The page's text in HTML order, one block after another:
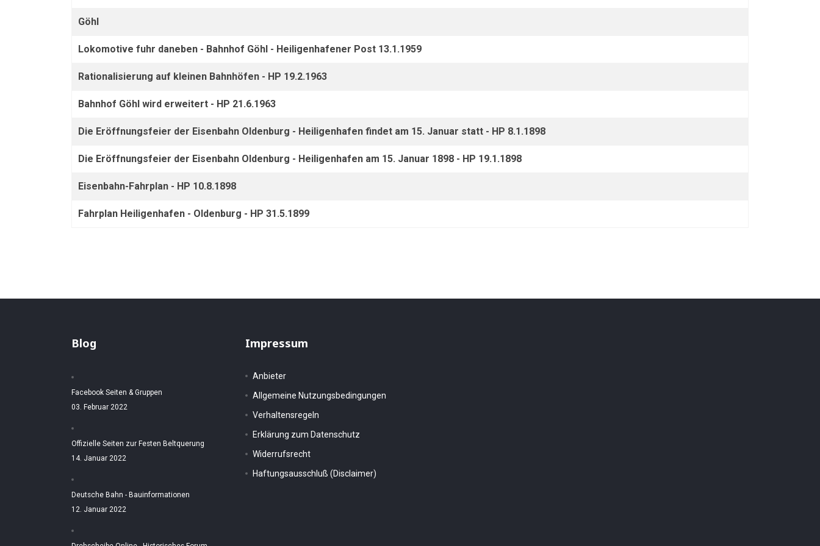
Göhl
Lokomotive fuhr daneben - Bahnhof Göhl - Heiligenhafener Post 13.1.1959
Rationalisierung auf kleinen Bahnhöfen - HP 19.2.1963
Bahnhof Göhl wird erweitert - HP 21.6.1963
Die Eröffnungsfeier der Eisenbahn Oldenburg - Heiligenhafen findet am 15. Januar statt - HP 8.1.1898
Die Eröffnungsfeier der Eisenbahn Oldenburg - Heiligenhafen am 15. Januar 1898 - HP 19.1.1898
Eisenbahn-Fahrplan - HP 10.8.1898
Fahrplan Heiligenhafen - Oldenburg - HP 31.5.1899
Blog
Facebook Seiten & Gruppen
03. Februar 2022
Offizielle Seiten zur Festen Beltquerung
14. Januar 2022
Deutsche Bahn - Bauinformationen
12. Januar 2022
Impressum
Anbieter
Allgemeine Nutzungsbedingungen
Verhaltensregeln
Erklärung zum Datenschutz
Widerrufsrecht
Haftungsausschluß (Disclaimer)